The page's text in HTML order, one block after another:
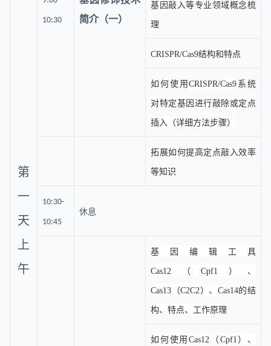
第
一
天
上
午
10:30
简介（一）
基因敲入等专业领域概念梳
理
CRISPR/Cas9结构和特点
如何使用CRISPR/Cas9系统
对特定基因进行敲除或定点
插入（详细方法步骤）
拓展如何提高定点敲入效率
等知识
10:30-
10:45
休息
基因编辑工具
Cas12（Cpf1）、
Cas13（C2C2）、Cas14的结
构、特点、工作原理
如何使用Cas12（Cpf1）、